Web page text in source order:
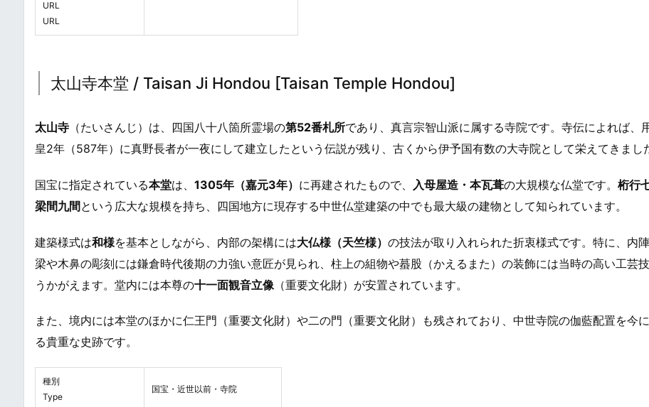
URL
URL
太山寺本堂 / Taisan Ji Hondou [Taisan Temple Hondou]
太山寺 （たいさんじ）は、四国八十八箇所霊場の第52番札所であり、真言宗智山派に属する寺院です。寺伝によれば、
皇2年（587年）に真野長者が一夜にして建立したという伝説が残り、古くから伊予国有数の大寺院として栄えてきまし
国宝に指定されている本堂は、 1305年（嘉元3年） に再建されたもので、 入母屋造・本瓦葺の大規模な仏堂です。 桁行
梁間九間という広大な規模を持ち、四国地方に現存する中世仏堂建築の中でも最大級の建物として知られています。
建築様式は和様を基本としながら、内部の架構には大仏様（天竺様） の技法が取り入れられた折衷様式です。特に、内
梁や木鼻の彫刻には鎌倉時代後期の力強い意匠が見られ、柱上の組物や蟇股（かえるまた）の装飾には当時の高い工芸
うかがえます。堂内には本尊の十一面観音立像 （重要文化財）が安置されています。
また、境内には本堂のほかに仁王門（重要文化財）や二の門（重要文化財）も残されており、中世寺院の伽藍配置を今
る貴重な史跡です。
種別
Type
国宝・近世以前・寺院